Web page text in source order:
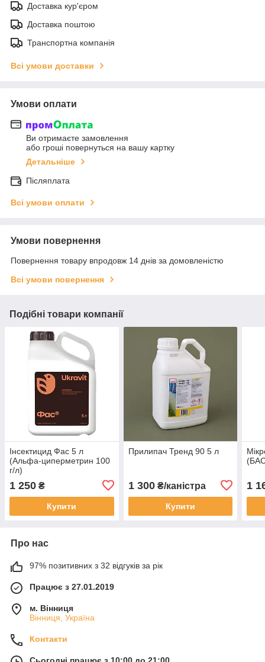
Доставка кур'єром
Доставка поштою
Транспортна компанія
Всі умови доставки
Умови оплати
Ви отримаєте замовлення
або гроші повернуться на вашу картку
Детальніше
Післяплата
Всі умови оплати
Умови повернення
Повернення товару впродовж 14 днів за домовленістю
Всі умови повернення
Подібні товари компанії
Інсектицид Фас 5 л
(Альфа-циперметрин 100
г/л)
1 250 ₴
Купити
Прилипач Тренд 90 5 л
1 300₴/каністра
Купити
1
Про нас
97% позитивних з 32 відгуків за рік
Працює з 27.01.2019
м. Вінниця
Вінниця, Україна
Контакти